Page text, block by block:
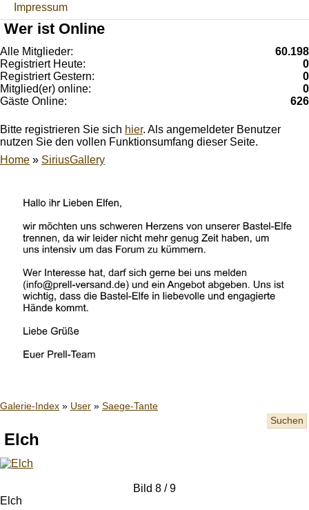
Impressum
Wer ist Online
Alle Mitglieder:
60.198
Registriert Heute:
0
Registriert Gestern:
0
Mitglied(er) online:
0
Gäste Online:
626
Bitte registrieren Sie sich hier. Als angemeldeter Benutzer
nutzen Sie den vollen Funktionsumfang dieser Seite.
Home » SiriusGallery
Galerie-Index » User » Saege-Tante
Suchen
Elch
Bild 8 / 9
Elch